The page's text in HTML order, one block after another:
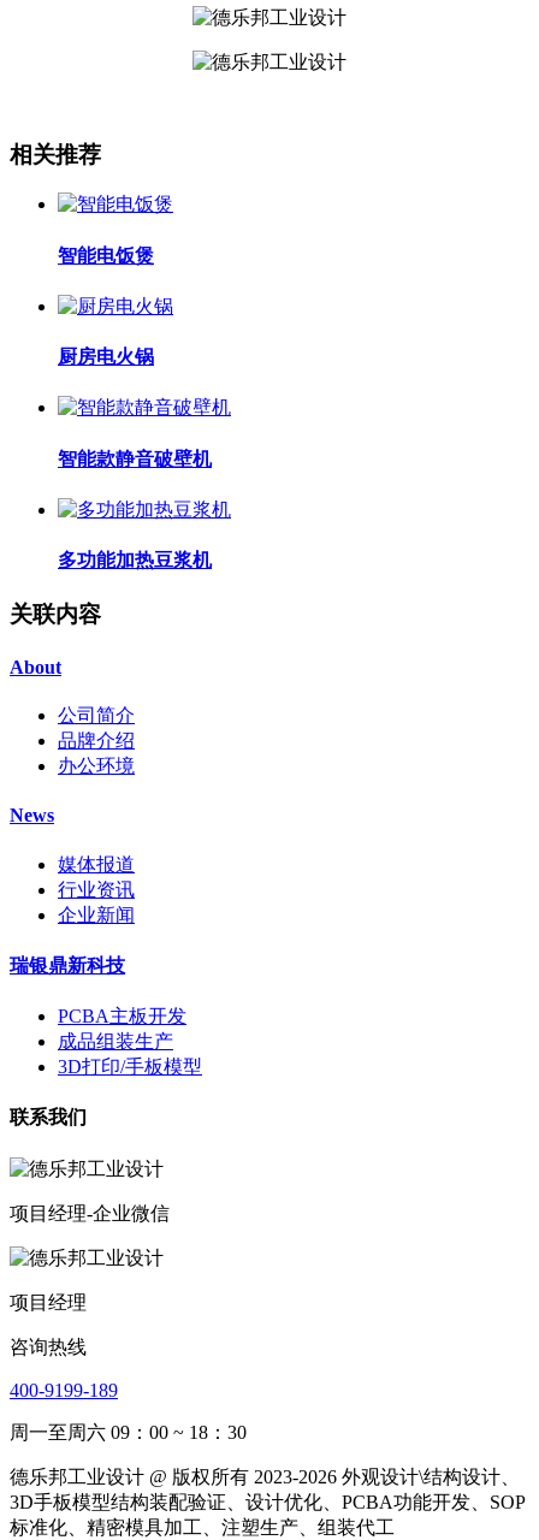
相关推荐
智能电饭煲
厨房电火锅
智能款静音破壁机
多功能加热豆浆机
关联内容
About
公司简介
品牌介绍
办公环境
News
媒体报道
行业资讯
企业新闻
瑞银鼎新科技
PCBA主板开发
成品组装生产
3D打印/手板模型
联系我们
项目经理-企业微信
项目经理
咨询热线
400-9199-189
周一至周六 09：00 ~ 18：30
德乐邦工业设计 @ 版权所有 2023-2026 外观设计\结构设计、
3D手板模型结构装配验证、设计优化、PCBA功能开发、SOP
标准化、精密模具加工、注塑生产、组装代工